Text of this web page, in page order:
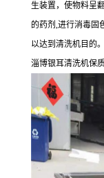
生装置，使物料呈
的药剂,进行消毒固
以达到清洗机目的。
淄博银耳清洗机保